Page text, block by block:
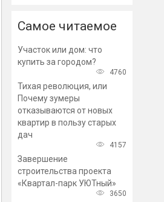
Самое читаемое
Участок или дом: что
купить за городом?
4760
Тихая революция, или
Почему зумеры
отказываются от новых
квартир в пользу старых
дач
4157
Завершение
строительства проекта
«Квартал-парк УЮТный»
3650